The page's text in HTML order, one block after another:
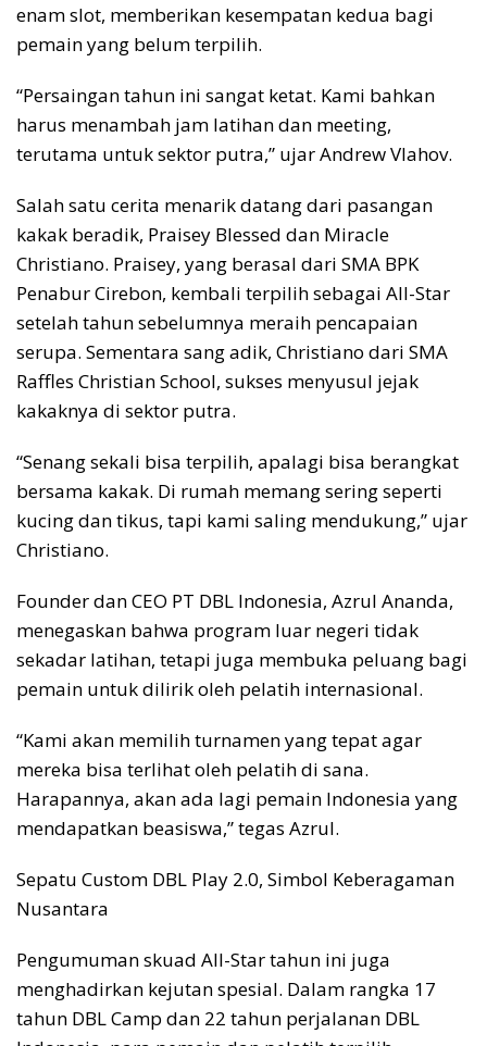
enam slot, memberikan kesempatan kedua bagi
pemain yang belum terpilih.
“Persaingan tahun ini sangat ketat. Kami bahkan
harus menambah jam latihan dan meeting,
terutama untuk sektor putra,” ujar Andrew Vlahov.
Salah satu cerita menarik datang dari pasangan
kakak beradik, Praisey Blessed dan Miracle
Christiano. Praisey, yang berasal dari SMA BPK
Penabur Cirebon, kembali terpilih sebagai All-Star
setelah tahun sebelumnya meraih pencapaian
serupa. Sementara sang adik, Christiano dari SMA
Raffles Christian School, sukses menyusul jejak
kakaknya di sektor putra.
“Senang sekali bisa terpilih, apalagi bisa berangkat
bersama kakak. Di rumah memang sering seperti
kucing dan tikus, tapi kami saling mendukung,” ujar
Christiano.
Founder dan CEO PT DBL Indonesia, Azrul Ananda,
menegaskan bahwa program luar negeri tidak
sekadar latihan, tetapi juga membuka peluang bagi
pemain untuk dilirik oleh pelatih internasional.
“Kami akan memilih turnamen yang tepat agar
mereka bisa terlihat oleh pelatih di sana.
Harapannya, akan ada lagi pemain Indonesia yang
mendapatkan beasiswa,” tegas Azrul.
Sepatu Custom DBL Play 2.0, Simbol Keberagaman
Nusantara
Pengumuman skuad All-Star tahun ini juga
menghadirkan kejutan spesial. Dalam rangka 17
tahun DBL Camp dan 22 tahun perjalanan DBL